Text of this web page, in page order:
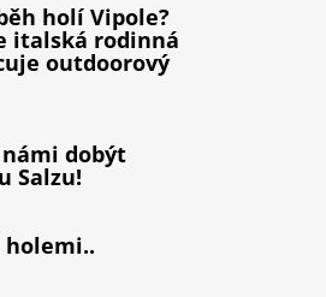
holí Vipole?
italská rodinná
outdoorový
dobýt
Salzu!
holemi..